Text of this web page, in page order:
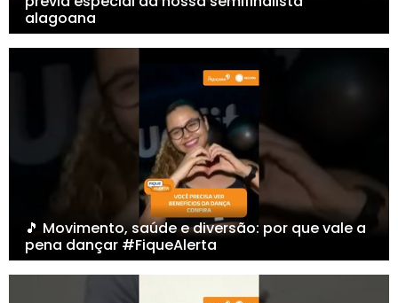
alagoana
🎵 Movimento, saúde e diversão: por que vale a
pena dançar #FiqueAlerta